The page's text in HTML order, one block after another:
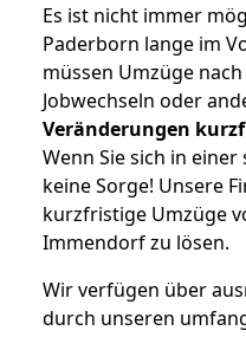
Es ist nicht immer
Paderborn lange im
müssen Umzüge
Jobwechseln oder
Veränderungen
Wenn Sie sich in
keine Sorge! Unsere
kurzfristige Umzüge
Immendorf zu lösen.
Wir verfügen über
durch unseren